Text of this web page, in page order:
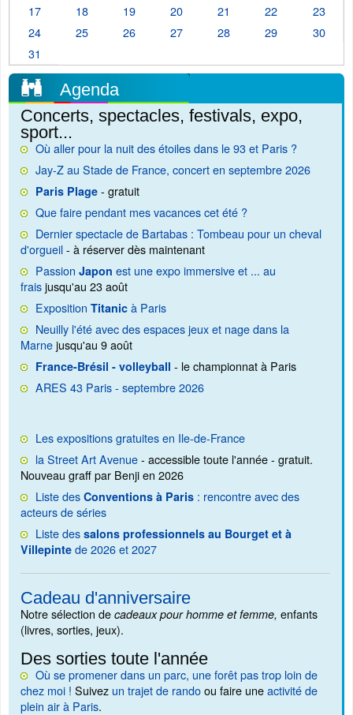
17
18 19 20 21 22
23
24
25 26 27 28 29
30
31
Agenda
Concerts, spectacles, festivals, expo,
sport...
Où aller pour la nuit des étoiles dans le 93 et Paris ?
Jay-Z au Stade de France, concert en septembre 2026
Paris Plage - gratuit
Que faire pendant mes vacances cet été ?
Dernier spectacle de Bartabas : Tombeau pour un cheval
d'orgueil- à réserver dès maintenant
Passion Japon est une expo immersive et ... au
fraisjusqu'au 23 août
Exposition Titanic à Paris
Neuilly l'été avec des espaces jeux et nage dans la
Marnejusqu'au 9 août
France-Brésil - volleyball - le championnat à Paris
ARES 43 Paris - septembre 2026
Les expositions gratuites en Ile-de-France
la Street Art Avenue- accessible toute l'année - gratuit.
Nouveau graff par Benji en 2026
Liste des Conventions à Paris : rencontre avec des
acteurs de séries
Liste des salons professionnels au Bourget et à
Villepinte de 2026 et 2027
Cadeau d'anniversaire
Notre sélection de cadeaux pour homme et femme, enfants
(livres, sorties, jeux).
Des sorties toute l'année
Où se promener dans un parc, une forêt pas trop loin de
chez moi ! Suivez un trajet de randoou faire uneactivité de
plein air à Paris.